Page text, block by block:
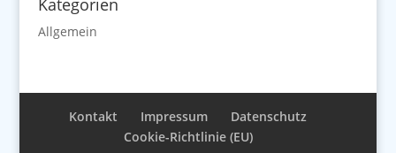
Kategorien
Allgemein
Kontakt Impressum
Datenschutz
Cookie-Richtlinie (EU)